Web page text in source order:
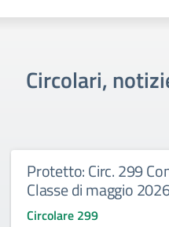
Circolari,
Protetto: Circ. 299
Classe di maggio
Circolare 299